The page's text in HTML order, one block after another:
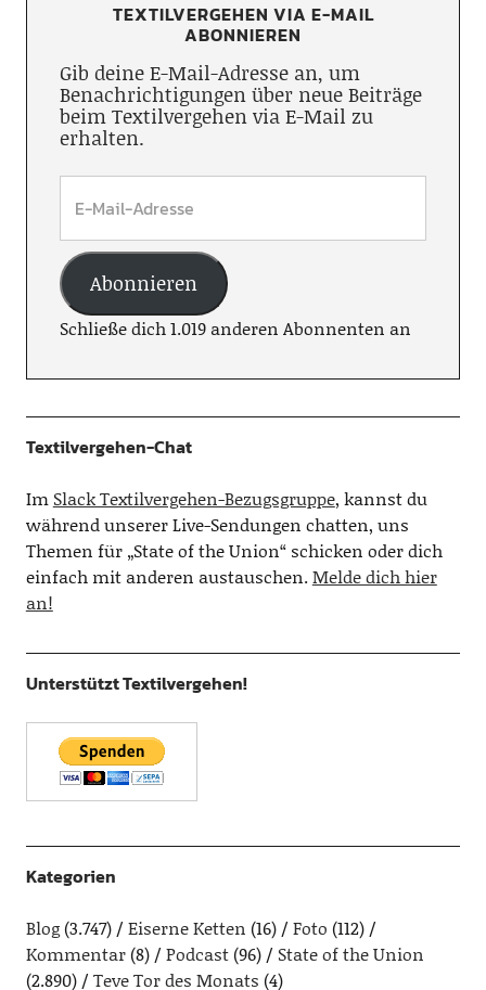
TEXTILVERGEHEN VIA E-MAIL
ABONNIEREN
Gib deine E-Mail-Adresse an, um
Benachrichtigungen über neue Beiträge
beim Textilvergehen via E-Mail zu
erhalten.
Abonnieren
Schließe dich 1.019 anderen Abonnenten an
Textilvergehen-Chat
Im Slack Textilvergehen-Bezugsgruppe, kannst du
während unserer Live-Sendungen chatten, uns
Themen für „State of the Union“ schicken oder dich
einfach mit anderen austauschen.Melde dich hier
an!
Unterstützt Textilvergehen!
Kategorien
Blog(3.747) Eiserne Ketten (16) Foto (112)
Kommentar(8) Podcast(96)
State of the Union
(2.890)
Teve Tor des Monats (4)